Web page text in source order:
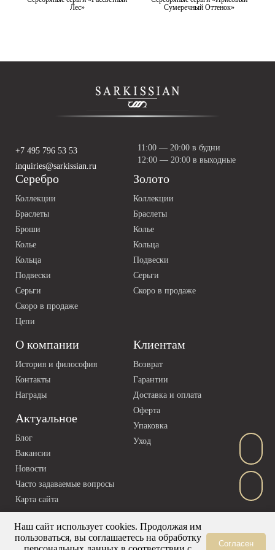
Лес»
Сумеречный Оттенок»
О компании
История и философия
Контакты
Награды
Актуальное
Блог
Вакансии
Новости
Часто задаваемые вопросы
Карта сайта
Клиентам
Возврат
Гарантии
Доставка и оплата
Оферта
Упаковка
Уход
Серебро
Коллекции
Браслеты
Броши
Колье
Кольца
Подвески
Серьги
Скоро в продаже
Цепи
Золото
Коллекции
Браслеты
Колье
Кольца
Подвески
Серьги
Скоро в продаже
+7 495 796 53 53
inquiries@sarkissian.ru
11:00 — 20:00 в будни
12:00 — 20:00 в выходные
Наш сайт использует cookies. Продолжая им
пользоваться, вы соглашаетесь на обработку
Согласен